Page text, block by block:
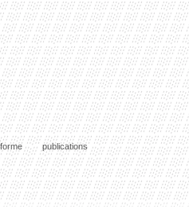
publications